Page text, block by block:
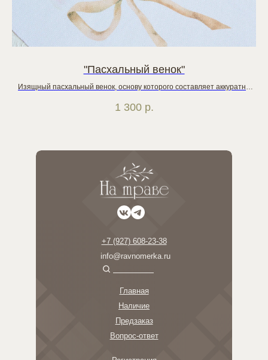
"Пасхальный венок"
Изящный пасхальный венок, основу которого составляет аккуратно
трогательный первоцвет подснежник и бантик
1 300 р.
+7 (927) 608-23-38
info@ravnomerka.ru
Главная
Наличие
Вопрос-ответ
Предзаказ